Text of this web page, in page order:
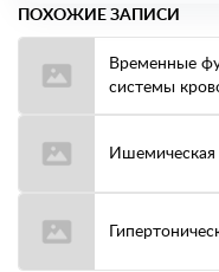
ПОХОЖИЕ ЗАПИСИ
Временные
системы
Ишемическая